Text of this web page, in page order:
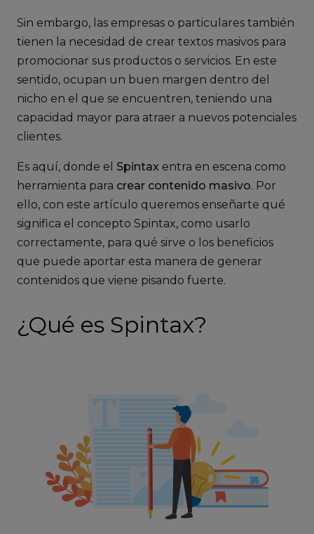
Sin embargo, las empresas o particulares también
tienen la necesidad de crear textos masivos para
promocionar sus productos o servicios. En este
sentido, ocupan un buen margen dentro del
nicho en el que se encuentren, teniendo una
capacidad mayor para atraer a nuevos potenciales
clientes.
Es aquí, donde el Spintax entra en escena como
herramienta para crear contenido masivo. Por
ello, con este artículo queremos enseñarte qué
significa el concepto Spintax, como usarlo
correctamente, para qué sirve o los beneficios
que puede aportar esta manera de generar
contenidos que viene pisando fuerte.
¿Qué es Spintax?